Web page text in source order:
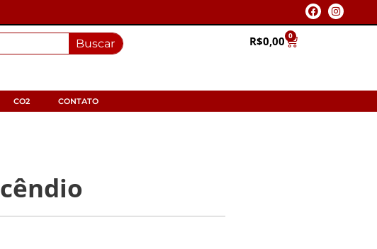
Buscar R$0,00 0
CO2 CONTATO